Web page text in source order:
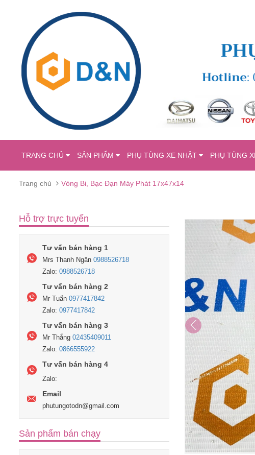
TRANG CHỦ SẢN PHẨM PHỤ TÙNG XE NHẬT PHỤ TÙNG
Trang chủ Vòng Bi, Bạc Đạn Máy Phát 17x47x14
Hỗ trợ trực tuyến
Tư vấn bán hàng 1
Mrs Thanh Ngân 0988526718
Zalo: 0988526718
Tư vấn bán hàng 2
Mr Tuấn 0977417842
Zalo: 0977417842
Tư vấn bán hàng 3
Mr Thắng 02435409011
Zalo: 0866555922
Tư vấn bán hàng 4
Zalo:
Email
phutungotodn@gmail.com
Sản phẩm bán chạy